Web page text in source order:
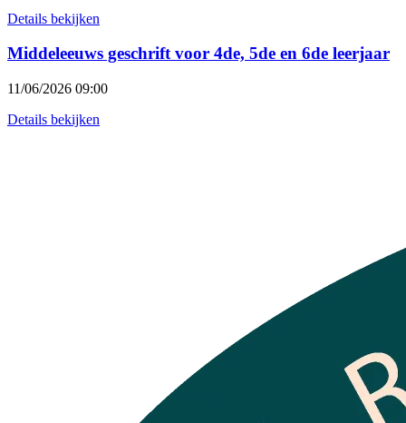
Details bekijken
Middeleeuws geschrift voor 4de, 5de en 6de leerjaar
11/06/2026 09:00
Details bekijken